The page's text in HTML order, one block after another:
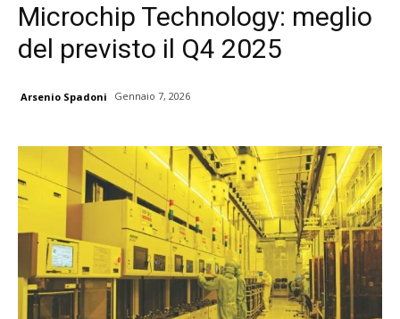
Microchip Technology: meglio
del previsto il Q4 2025
Arsenio Spadoni Gennaio 7, 2026